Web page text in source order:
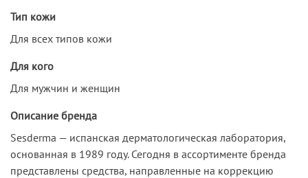
Тип кожи
Для всех типов кожи
Для кого
Для мужчин и женщин
Описание бренда
Sesderma — испанская дерматологическая лаборатория,
основанная в 1989 году. Сегодня в ассортименте бренда
представлены средства, направленные на коррекцию